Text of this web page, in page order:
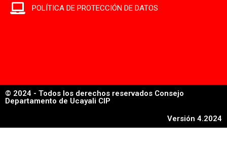
POLÍTICA DE PROTECCIÓN DE DATOS
© 2024 - Todos los derechos reservados Consejo
Departamento de Ucayali CIP
Versión 4.2024